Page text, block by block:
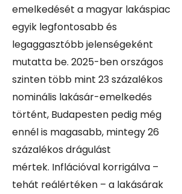
emelkedését a magyar lakáspiac
egyik legfontosabb és
legaggasztóbb jelenségeként
mutatta be. 2025-ben országos
szinten több mint 23 százalékos
nominális lakásár-emelkedés
történt, Budapesten pedig még
ennél is magasabb, mintegy 26
százalékos drágulást
mértek. Inflációval korrigálva –
tehát reálértéken – a lakásárak